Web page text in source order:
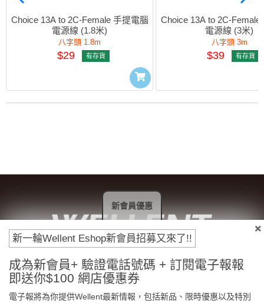
Choice 13A to 2C-Female 手提電腦
電源線 (1.8米)
八字頭 1.8m
$29 有存貨
Choice 13A to 2C-Female
電源線 (3米)
八字頭 3m
$39 有存貨
付款方法
新一輪Wellent Eshop新會員招募又來了!!
成為新會員+ 驗證電話號碼 + 訂閱電子報報
即送你$100 網店優惠券
電子報將為你提供Wellent最新情報，包括新品、限時優惠以及特別
新會員優惠